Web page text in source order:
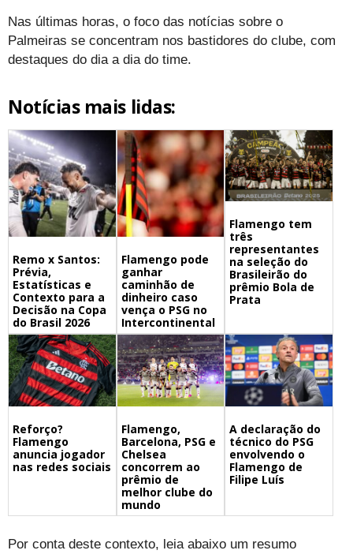
Nas últimas horas, o foco das notícias sobre o
Palmeiras se concentram nos bastidores do clube, com
destaques do dia a dia do time.
Notícias mais lidas:
Remo x Santos:
Prévia,
Estatísticas e
Contexto para a
Decisão na Copa
do Brasil 2026
Flamengo pode
ganhar
caminhão de
dinheiro caso
vença o PSG no
Intercontinental
Flamengo tem
três
representantes
na seleção do
Brasileirão do
prêmio Bola de
Prata
Reforço?
Flamengo
anuncia jogador
nas redes sociais
Flamengo,
Barcelona, PSG e
Chelsea
concorrem ao
prêmio de
melhor clube do
mundo
A declaração do
técnico do PSG
envolvendo o
Flamengo de
Filipe Luís
Por conta deste contexto, leia abaixo um resumo